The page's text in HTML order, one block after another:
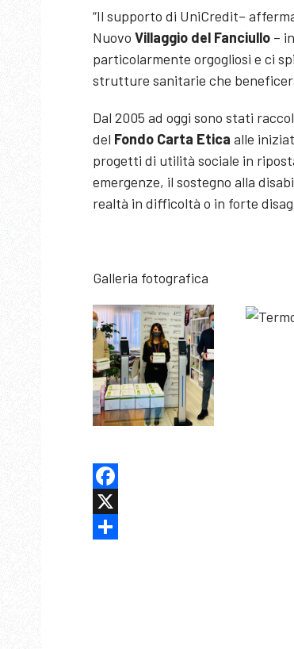
“Il supporto di UniCredit–
Nuovo Villaggio del Fanciullo –
particolarmente orgogliosi e ci
strutture sanitarie che
Dal 2005 ad oggi sono stati
del Fondo Carta Etica alle
progetti di utilità sociale in
emergenze, il sostegno alla
realtà in difficoltà o in forte
Galleria fotografica
Facebook
X